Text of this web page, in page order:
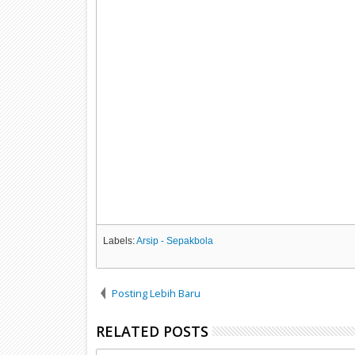
Labels:Arsip - Sepakbola
Posting Lebih Baru
RELATED POSTS